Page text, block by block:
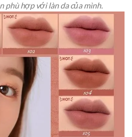
phù hợp với làn da của mình.